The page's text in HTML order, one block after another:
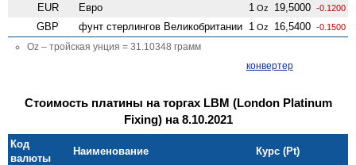
EUR Евро 1 Oz 19,5000 -0.1200
GBP фунт стерлингов Велико­британии 1 Oz 16,5400 -0.1500
Oz – тройская унция = 31.10348 грамм
конвертер
Стоимость платины на торгах LBM (London Platinum
Fixing) на 8.10.2021
Код
валюты
Наименование Курс (Pt)